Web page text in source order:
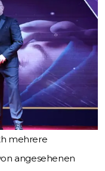
mehrere
angesehenen